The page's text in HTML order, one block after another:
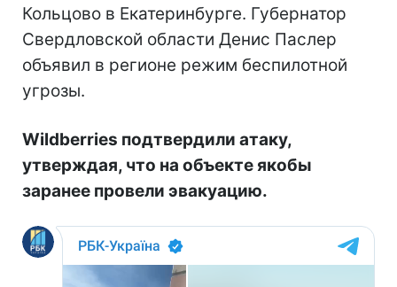
Кольцово в Екатеринбурге. Губернатор
Свердловской области Денис Паслер
объявил в регионе режим беспилотной
угрозы.
Wildberries подтвердили атаку,
утверждая, что на объекте якобы
заранее провели эвакуацию.